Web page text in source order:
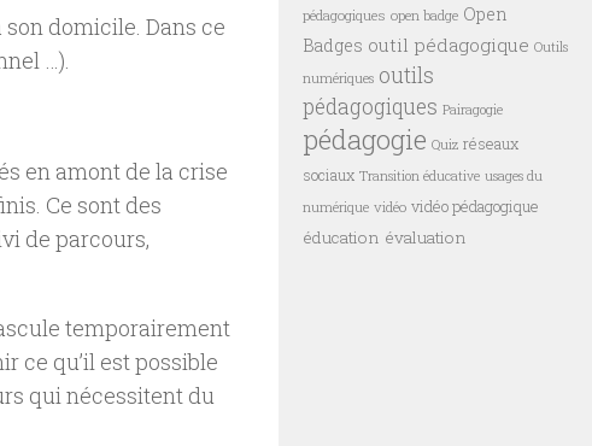
son domicile. Dans ce
…).
en amont de la crise
Ce sont des
de parcours,
temporairement
ce qu’il est possible
qui nécessitent du
pédagogiques open badge Open
Badges outil pédagogique Outils
numériques outils
pédagogiques Pairagogie
pédagogie Quiz réseaux
sociaux Transition éducative usages du
numérique vidéo vidéo pédagogique
éducation évaluation